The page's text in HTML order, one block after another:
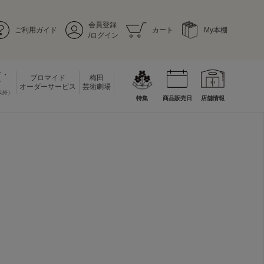
ご利用ガイド
会員登録
/ログイン
カート My本棚
）
ブロマイド
オーダーサービス
梅田
芸術劇場
特集 商品販売日 店舗情報